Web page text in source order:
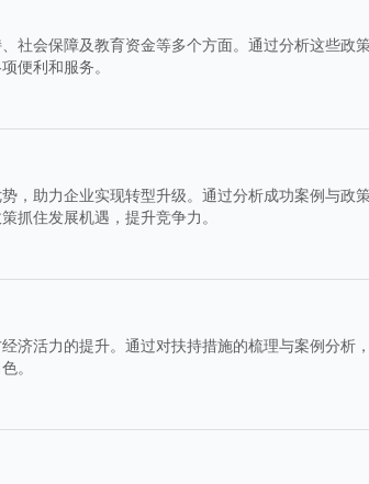
社会保障及教育资金等多个方面。通过分析这些政
便利和服务。
，助力企业实现转型升级。通过分析成功案例与政
抓住发展机遇，提升竞争力。
济活力的提升。通过对扶持措施的梳理与案例分析
。